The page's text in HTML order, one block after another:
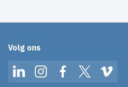
Volg ons
LinkedInInstagramFacebookTwitterVimeo